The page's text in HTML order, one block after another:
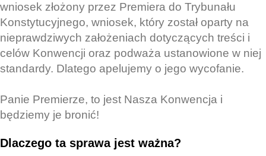
wniosek złożony przez Premiera do Trybunału
Konstytucyjnego, wniosek, który został oparty na
nieprawdziwych założeniach dotyczących treści i
celów Konwencji oraz podważa ustanowione w niej
standardy. Dlatego apelujemy o jego wycofanie.
Panie Premierze, to jest Nasza Konwencja i
będziemy je bronić!
Dlaczego ta sprawa jest ważna?